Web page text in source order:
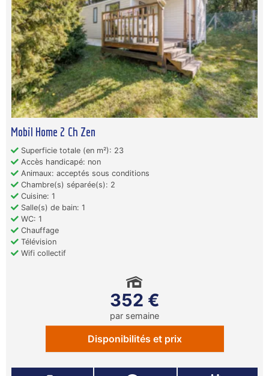
Mobil Home 2 Ch Zen
Superficie totale (en m²): 23
Accès handicapé: non
Animaux: acceptés sous conditions
Chambre(s) séparée(s): 2
Cuisine: 1
Salle(s) de bain: 1
WC: 1
Chauffage
Télévision
Wifi collectif
352 €
par semaine
Disponibilités et prix